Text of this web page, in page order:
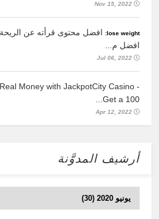
Nov 15, 2022
lose weight:
افضل محتوى قرأته عن
افضل م...
Jul 06, 2022
Money with JackpotCity Casino -
Get a 100...
Apr 12, 2022
أرشيف المدوَّنة